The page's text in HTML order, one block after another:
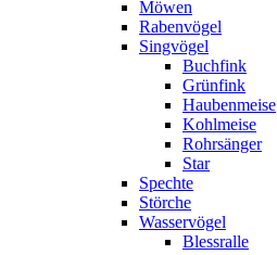
Möwen
Rabenvögel
Singvögel
Buchfink
Grünfink
Haubenmeise
Kohlmeise
Rohrsänger
Star
Spechte
Störche
Wasservögel
Blessralle